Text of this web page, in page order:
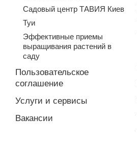
Садовый центр ТАВИЯ Киев
Туи
Эффективные приемы
выращивания растений в
саду
Пользовательское
соглашение
Услуги и сервисы
Вакансии